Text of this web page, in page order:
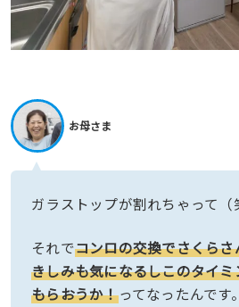
お母さま
ガラストップが割れちゃって（
それでコンロの交換でさくら
きしみも気になるしこのタイ
もらおうか！ってなったんです。